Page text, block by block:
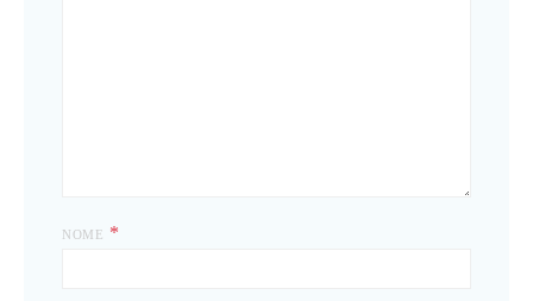
NOME *